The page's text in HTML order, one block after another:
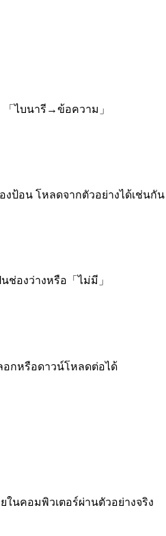
ไบนารี→ข้อความ」
ป้อน โหลดจากตัวอย่างได้เช่นกัน
องว่างหรือ「ไม่มี」
อกหรือดาวน์โหลดต่อได้
ในคอมพิวเตอร์ผ่านตัวอย่างจริง